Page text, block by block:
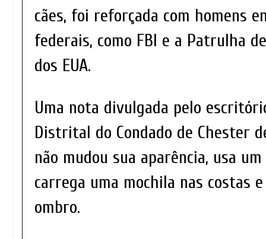
cães, foi reforçada com homens
federais, como FBI e a Patrulha
dos EUA.
Uma nota divulgada pelo
Distrital do Condado de Chester
não mudou sua aparência, usa
carrega uma mochila nas costas
ombro.